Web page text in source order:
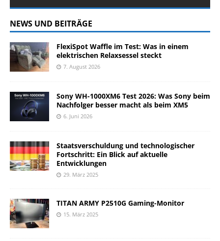
NEWS UND BEITRÄGE
FlexiSpot Waffle im Test: Was in einem
elektrischen Relaxsessel steckt
7. August 2026
Sony WH-1000XM6 Test 2026: Was Sony beim
Nachfolger besser macht als beim XM5
6. Juni 2026
Staatsverschuldung und technologischer
Fortschritt: Ein Blick auf aktuelle
Entwicklungen
29. März 2025
TITAN ARMY P2510G Gaming-Monitor
15. März 2025